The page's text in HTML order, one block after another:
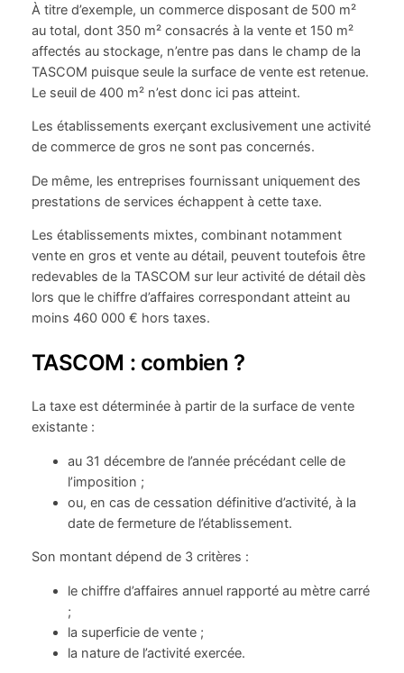
À titre d’exemple, un commerce disposant de 500 m²
au total, dont 350 m² consacrés à la vente et 150 m²
affectés au stockage, n’entre pas dans le champ de la
TASCOM puisque seule la surface de vente est retenue.
Le seuil de 400 m² n’est donc ici pas atteint.
Les établissements exerçant exclusivement une activité
de commerce de gros ne sont pas concernés.
De même, les entreprises fournissant uniquement des
prestations de services échappent à cette taxe.
Les établissements mixtes, combinant notamment
vente en gros et vente au détail, peuvent toutefois être
redevables de la TASCOM sur leur activité de détail dès
lors que le chiffre d’affaires correspondant atteint au
moins 460 000 € hors taxes.
TASCOM : combien ?
La taxe est déterminée à partir de la surface de vente
existante :
au 31 décembre de l’année précédant celle de
l’imposition ;
ou, en cas de cessation définitive d’activité, à la
date de fermeture de l’établissement.
Son montant dépend de 3 critères :
le chiffre d’affaires annuel rapporté au mètre carré
;
la superficie de vente ;
la nature de l’activité exercée.